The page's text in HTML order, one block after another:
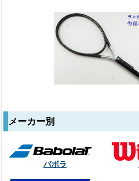
メーカー別
バボラ